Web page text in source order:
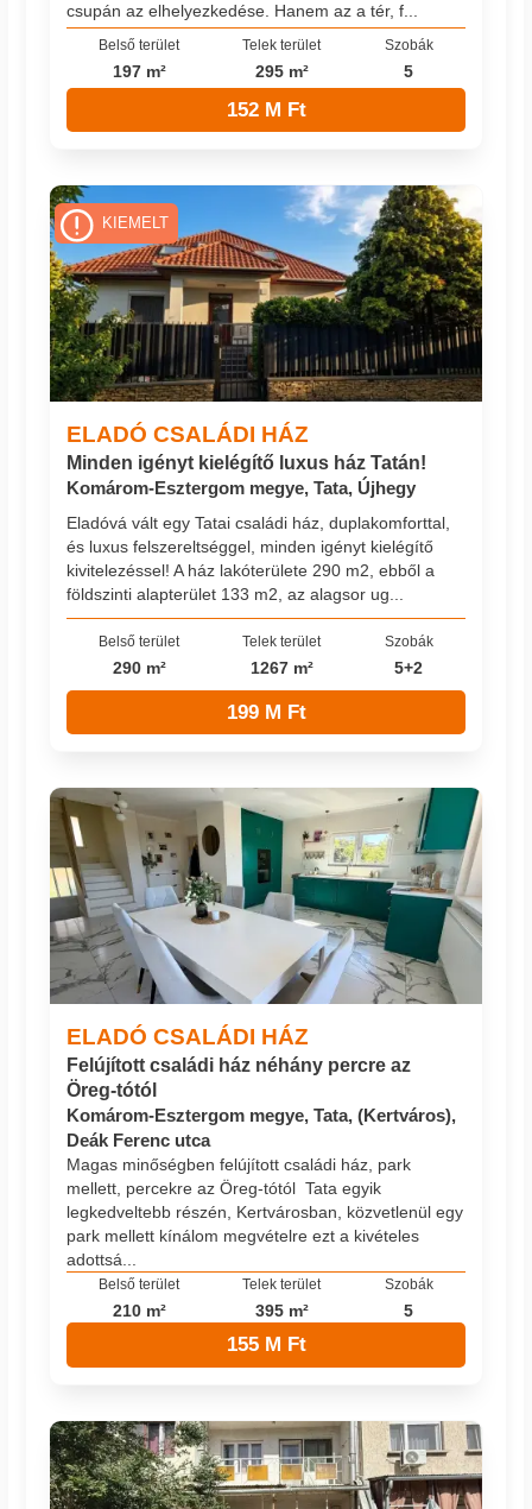
csupán az elhelyezkedése. Hanem az a tér, f...
Belső terület
197 m²
Telek terület
295 m²
Szobák
5
152 M Ft
ELADÓ CSALÁDI HÁZ
Minden igényt kielégítő luxus ház Tatán!
Komárom-Esztergom megye, Tata, Újhegy
Eladóvá vált egy Tatai családi ház, duplakomforttal,
és luxus felszereltséggel, minden igényt kielégítő
kivitelezéssel! A ház lakóterülete 290 m2, ebből a
földszinti alapterület 133 m2, az alagsor ug...
Belső terület
290 m²
Telek terület
1267 m²
Szobák
5+2
199 M Ft
KIEMELT
ELADÓ CSALÁDI HÁZ
Felújított családi ház néhány percre az
Öreg-tótól
Komárom-Esztergom megye, Tata, (Kertváros),
Deák Ferenc utca
Magas minőségben felújított családi ház, park
mellett, percekre az Öreg-tótól Tata egyik
legkedveltebb részén, Kertvárosban, közvetlenül egy
park mellett kínálom megvételre ezt a kivételes
adottsá...
Belső terület
210 m²
Telek terület
395 m²
Szobák
5
155 M Ft